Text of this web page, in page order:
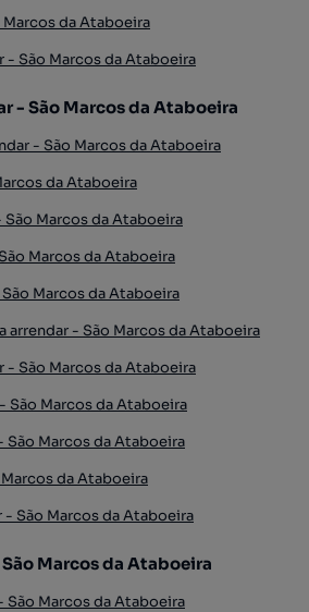
da Ataboeira
- São Marcos da Ataboeira
- São Marcos da Ataboeira
- São Marcos da Ataboeira
da Ataboeira
São Marcos da Ataboeira
Marcos da Ataboeira
Marcos da Ataboeira
arrendar - São Marcos da Ataboeira
- São Marcos da Ataboeira
São Marcos da Ataboeira
São Marcos da Ataboeira
da Ataboeira
- São Marcos da Ataboeira
Marcos da Ataboeira
Marcos da Ataboeira